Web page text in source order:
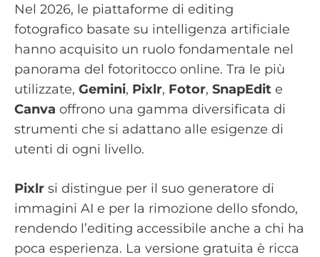
Nel 2026, le piattaforme di editing
fotografico basate su intelligenza artificiale
hanno acquisito un ruolo fondamentale nel
panorama del fotoritocco online. Tra le più
utilizzate, Gemini, Pixlr, Fotor, SnapEdit e
Canva offrono una gamma diversificata di
strumenti che si adattano alle esigenze di
utenti di ogni livello.
Pixlr si distingue per il suo generatore di
immagini AI e per la rimozione dello sfondo,
rendendo l’editing accessibile anche a chi ha
poca esperienza. La versione gratuita è ricca